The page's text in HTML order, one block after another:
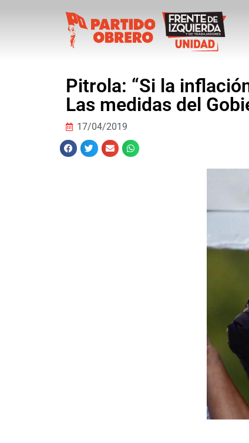
Pitrola: “Si la
Las medidas del
17/04/2019